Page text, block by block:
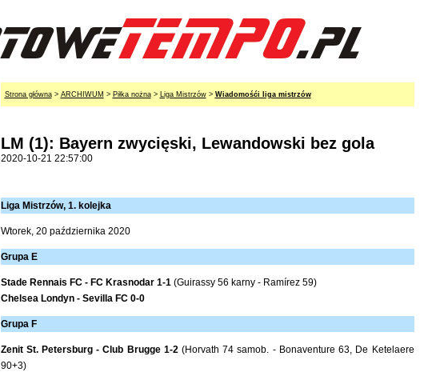
Strona główna> ARCHIWUM > Piłka nożna> Liga Mistrzów> Wiadomośći liga mistrzów
LM (1): Bayern zwycięski, Lewandowski bez gola
2020-10-21 22:57:00
Liga Mistrzów, 1. kolejka
Wtorek, 20 października 2020
Grupa E
Stade Rennais FC - FC Krasnodar 1-1(Guirassy 56 karny - Ramírez 59)
Chelsea Londyn - Sevilla FC 0-0
Grupa F
Zenit St. Petersburg - Club Brugge 1-2(Horvath 74 samob. - Bonaventure 63, De Ketelaere
90+3)